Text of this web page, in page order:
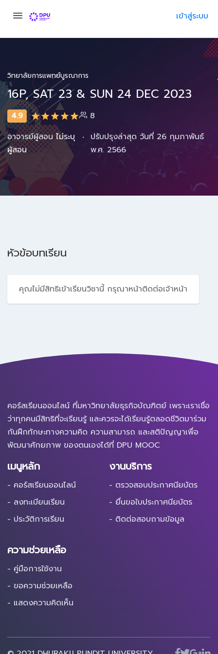
เข้าสู่ระบบ
วิทยาลัยการแพทย์บูรณาการ
16P, SAT 23 & SUN 24 DEC 2023
4.9
8
อาจารย์ผู้สอนไม่ระบุ
ผู้สอน
· ปรับปรุงล่าสุด วันที่ 26 กุมภาพันธ์
พ.ศ. 2566
หัวข้อบทเรียน
คุณไม่มีสิทธิเข้าเรียนวิชานี้ กรุณาหน้าติดต่อเจ้าหน้า
คอร์สเรียนออนไลน์ ที่มหาวิทยาลัยธุรกิจบัณฑิตย์ เพราะเราเชื่อ
ว่าทุกคนมีสิทธิที่จะเรียนรู้ และควรจะได้เรียนรู้ตลอดชีวิตมาร่วม
กันฝึกทักษะทางความคิด ความสามารถ และสติปัญญาเพื่อ
พัฒนาศักยภาพ ของตนเองได้ที่ DPU MOOC
เมนูหลัก
- คอร์สเรียนออนไลน์
- ลงทะเบียนเรียน
- ประวัติการเรียน
งานบริการ
- ตรวจสอบประกาศนียบัตร
- ยื่นขอใบประกาศนียบัตร
- ติดต่อสอบถามข้อมูล
ความช่วยเหลือ
- คู่มือการใช้งาน
- ขอความช่วยเหลือ
- แสดงความคิดเห็น